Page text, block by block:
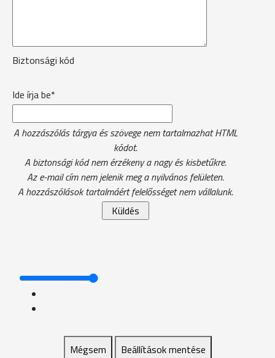
Biztonsági kód
Ide írja be*
A hozzászólás tárgya és szövege nem tartalmazhat HTML
kódot.
A biztonsági kód nem érzékeny a nagy és kisbetűkre.
Az e-mail cím nem jelenik meg a nyilvános felületen.
A hozzászólások tartalmáért felelősséget nem vállalunk.
Mégsem Beállítások mentése